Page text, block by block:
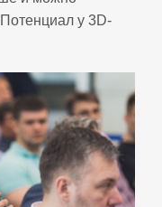
Потенциал у 3D-